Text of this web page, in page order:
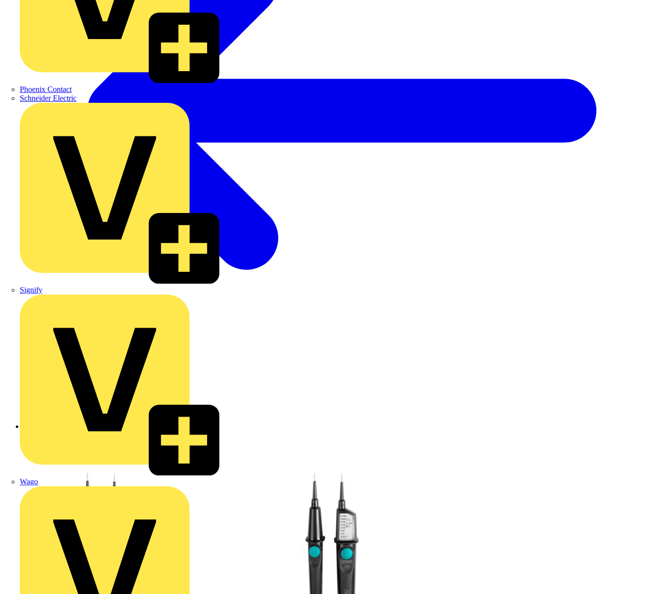
Phoenix Contact
Schneider Electric
Signify
Wago